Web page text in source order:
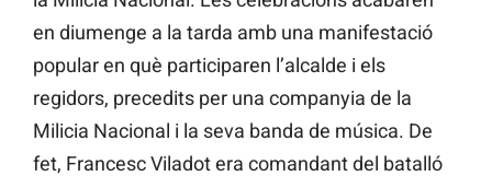
en diumenge a la tarda amb una manifestació
popular en què participaren l’alcalde i els
regidors, precedits per una companyia de la
Milicia Nacional i la seva banda de música. De
fet, Francesc Viladot era comandant del batalló